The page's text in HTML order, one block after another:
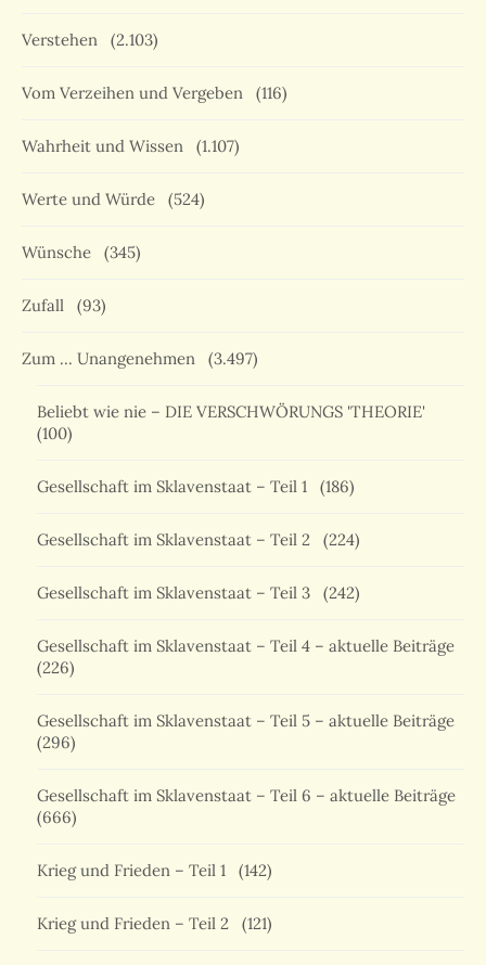
Verstehen (2.103)
Vom Verzeihen und Vergeben (116)
Wahrheit und Wissen (1.107)
Werte und Würde (524)
Wünsche (345)
Zufall (93)
Zum … Unangenehmen (3.497)
Beliebt wie nie – DIE VERSCHWÖRUNGS 'THEORIE'
(100)
Gesellschaft im Sklavenstaat – Teil 1 (186)
Gesellschaft im Sklavenstaat – Teil 2 (224)
Gesellschaft im Sklavenstaat – Teil 3 (242)
Gesellschaft im Sklavenstaat – Teil 4 – aktuelle Beiträge
(226)
Gesellschaft im Sklavenstaat – Teil 5 – aktuelle Beiträge
(296)
Gesellschaft im Sklavenstaat – Teil 6 – aktuelle Beiträge
(666)
Krieg und Frieden – Teil 1 (142)
Krieg und Frieden – Teil 2 (121)